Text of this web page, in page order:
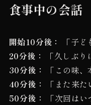
食事中の会話
開始10分後：
「子
20分後：
「久しぶり
30分後：
「この味、
40分後：
「また来た
50分後：
「次回はい